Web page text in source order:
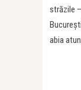
străzile
abia